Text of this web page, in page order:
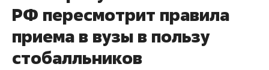
РФ пересмотрит правила
приема в вузы в пользу
стобалльников